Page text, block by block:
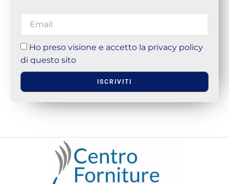
Ho preso visione e accetto la privacy policy
di questo sito
ISCRIVITI